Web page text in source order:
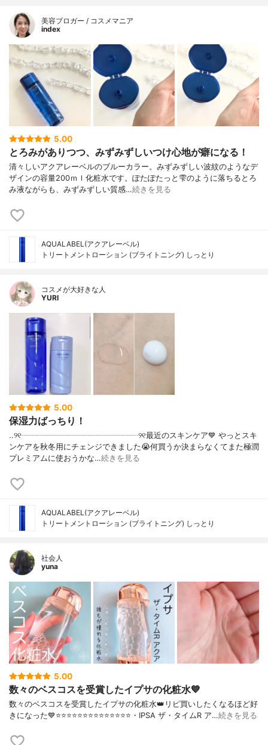
美容ブロガー / コスメマニア
index
5.00
とろみがありつつ、みずみずしいつけ心地が癖になる！
清々しいアクアレーベルのブルーカラー。みずみずしい波紋のようなデ
ザインの容量200ｍｌ化粧水です。ぽたぽたっと雫のように落ちるとろ
み液ながらも、みずみずしい質感…続きを見る
AQUALABEL(アクアレーベル)
トリートメントローション (ブライトニング) しっとり
コスメが大好きな人
YURI
5.00
保湿力ばっちり！
..୨୧┈┈┈┈┈┈┈┈┈┈┈┈┈┈┈୨୧最近のスキンケア💙 やっとスキ
ンケアを秋冬用にチェンジできました😭何買うか決まらなくてまた極潤
プレミアムに使おうかな…続きを見る
AQUALABEL(アクアレーベル)
トリートメントローション (ブライトニング) しっとり
社会人
yuna
5.00
数々のベスコスを受賞したイプサの化粧水💙
数々のベスコスを受賞したイプサの化粧水👑リピ買いしたくなるほど好
きになった💙⭐️⭐️⭐️⭐️⭐️⭐️⭐️⭐️⭐️⭐️⭐️⭐️⭐️⭐️・IPSA ザ・タイムR ア…続きを見る